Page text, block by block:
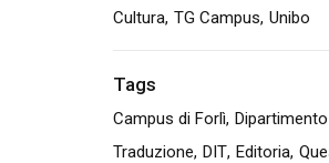
Cultura TG Campus Unibo
Tags
Campus di Forlì
Traduzione DIT Editoria